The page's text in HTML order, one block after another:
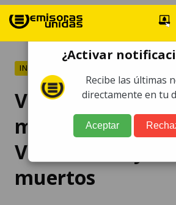
INTERNACIONALES
VIDEO | Con
molotov atacan
Veracruz; hay
muertos
¿Activar
Recibe las últimas
directamente en tu
Aceptar